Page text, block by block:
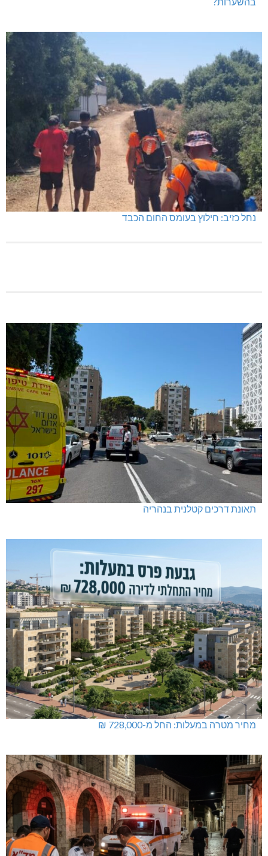
נחל כזיב: חילוץ בעומס החום הכבד
תאונת דרכים קטלנית בנהריה
מחיר מטרה במעלות: החל מ-728,000 ₪